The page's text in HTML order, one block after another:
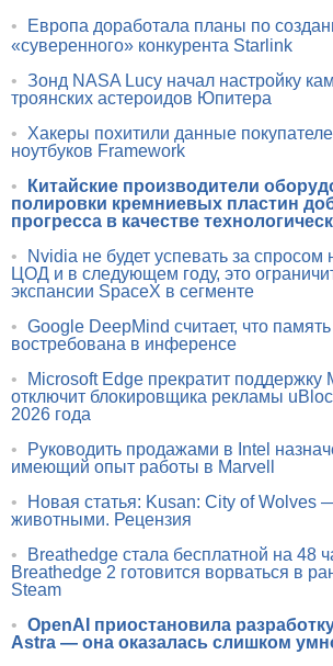
•
Европа доработала планы по
«суверенного» конкурента Starlink
• Зонд NASA Lucy начал настройку
троянских астероидов Юпитера
•
Хакеры похитили данные
ноутбуков Framework
•
Китайские производители
полировки кремниевых пластин
прогресса в качестве
•
Nvidia не будет успевать за
ЦОД и в следующем году, это
экспансии SpaceX в сегменте
• Google DeepMind считает, что
востребована в инференсе
•
Microsoft Edge прекратит поддержку
отключит блокировщика рекламы
2026 года
•
Руководить продажами в Intel
имеющий опыт работы в Marvell
•
Новая статья: Kusan: City of Wolves
животными. Рецензия
•
Breathedge стала бесплатной на 48
Breathedge 2 готовится ворваться в
Steam
• OpenAI приостановила
Astra — она оказалась слишком